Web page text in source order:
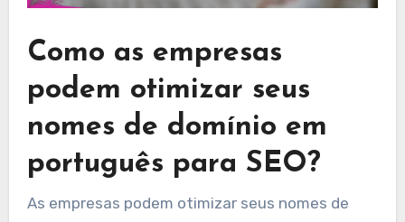
Como as empresas
podem otimizar seus
nomes de domínio em
português para SEO?
As empresas podem otimizar seus nomes de